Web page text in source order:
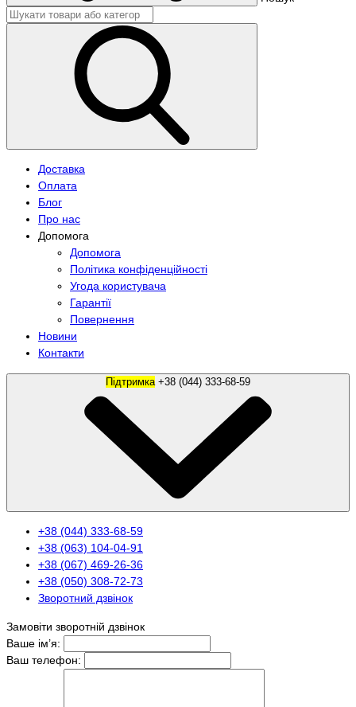
Доставка
Оплата
Блог
Про нас
Допомога
Допомога
Політика конфіденційності
Угода користувача
Гарантії
Повернення
Новини
Контакти
Підтримка
+38 (044) 333-68-59
+38 (063) 104-04-91
+38 (067) 469-26-36
+38 (050) 308-72-73
Зворотний дзвінок
Замовіти зворотній дзвінок
Ваше ім’я:
Ваш телефон: